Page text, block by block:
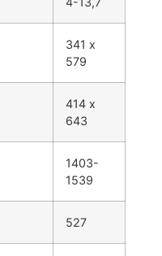
341 x
579
414 x
643
1403-
1539
527